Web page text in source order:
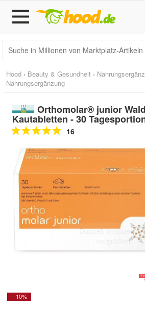
Hood › Beauty & Gesundheit ›
Nahrungsergänzung
Orthomolar® junior
Kautabletten - 30
16
Doppelt antippen
vergrößern
- 10%